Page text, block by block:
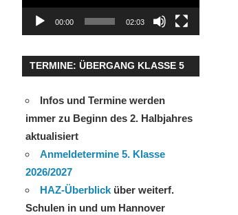
00:00 02:03
TERMINE: ÜBERGANG KLASSE 5
Infos und Termine werden
immer zu Beginn des 2. Halbjahres
aktualisiert
Anmeldetermine 5. Klasse
2026/2027
HAZ-Überblicküber weiterf.
Schulen in und um Hannover